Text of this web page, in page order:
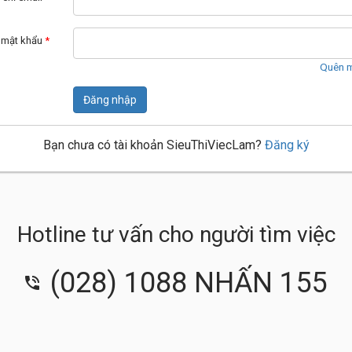
khẩu *
Quên
Đăng nhập
Bạn chưa có tài khoản SieuThiViecLam? Đăng ký
Hotline tư vấn cho người tìm việc
(028) 1088 NHẤN 155